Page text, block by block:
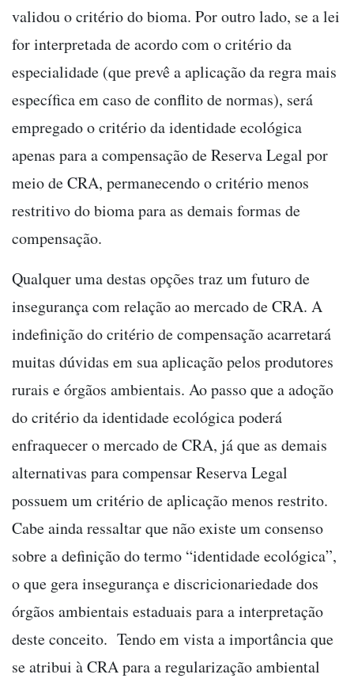
validou o critério do bioma. Por outro lado, se a lei
for interpretada de acordo com o critério da
especialidade (que prevê a aplicação da regra mais
específica em caso de conflito de normas), será
empregado o critério da identidade ecológica
apenas para a compensação de Reserva Legal por
meio de CRA, permanecendo o critério menos
restritivo do bioma para as demais formas de
compensação.
Qualquer uma destas opções traz um futuro de
insegurança com relação ao mercado de CRA. A
indefinição do critério de compensação acarretará
muitas dúvidas em sua aplicação pelos produtores
rurais e órgãos ambientais. Ao passo que a adoção
do critério da identidade ecológica poderá
enfraquecer o mercado de CRA, já que as demais
alternativas para compensar Reserva Legal
possuem um critério de aplicação menos restrito.
Cabe ainda ressaltar que não existe um consenso
sobre a definição do termo “identidade ecológica”,
o que gera insegurança e discricionariedade dos
órgãos ambientais estaduais para a interpretação
deste conceito. Tendo em vista a importância que
se atribui à CRA para a regularização ambiental